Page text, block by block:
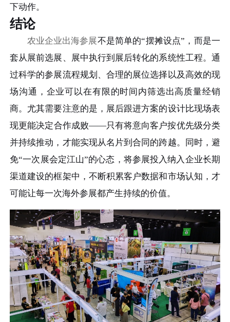
下动作。
结论
农业企业出海参展不是简单的“摆摊设点”，而是一
套从展前选展、展中执行到展后转化的系统性工程。通
过科学的参展流程规划、合理的展位选择以及高效的现
场沟通，企业可以在有限的时间内筛选出高质量经销
商。尤其需要注意的是，展后跟进方案的设计比现场表
现更能决定合作成败——只有将意向客户按优先级分类
并持续推动，才能实现从名片到合同的跨越。同时，避
免“一次展会定江山”的心态，将参展投入纳入企业长期
渠道建设的框架中，不断积累客户数据和市场认知，才
可能让每一次海外参展都产生持续的价值。